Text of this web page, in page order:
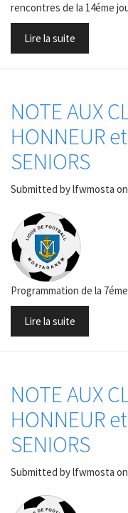
rencontres de la 14éme
Lire la suite
NOTE AUX
HONNEUR
SENIORS
Submitted bylfwmosta
Programmation de la
Lire la suite
NOTE AUX
HONNEUR
SENIORS
Submitted bylfwmosta